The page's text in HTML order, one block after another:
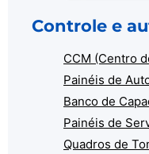
Controle e
CCM (Centro
Painéis de
Banco de
Painéis de
Quadros de